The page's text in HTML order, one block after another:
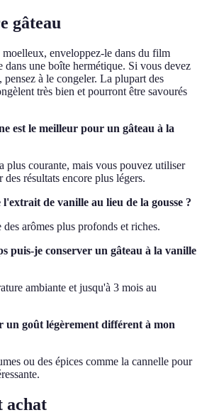
gâteau
moelleux, enveloppez-le dans du film
dans une boîte hermétique. Si vous devez
à le congeler. La plupart des
très bien et pourront être savourés
est le meilleur pour un gâteau à la
plus courante, mais vous pouvez utiliser
résultats encore plus légers.
de vanille au lieu de la gousse ?
arômes plus profonds et riches.
puis-je conserver un gâteau à la vanille
ambiante et jusqu'à 3 mois au
un goût légèrement différent à mon
ou des épices comme la cannelle pour
achat